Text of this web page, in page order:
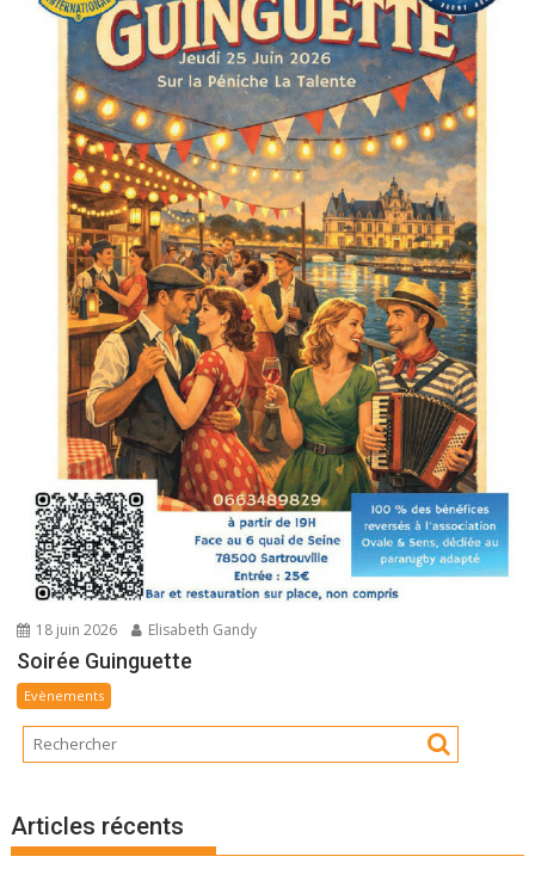
18 juin 2026 Elisabeth Gandy
Soirée Guinguette
Evènements
Articles récents